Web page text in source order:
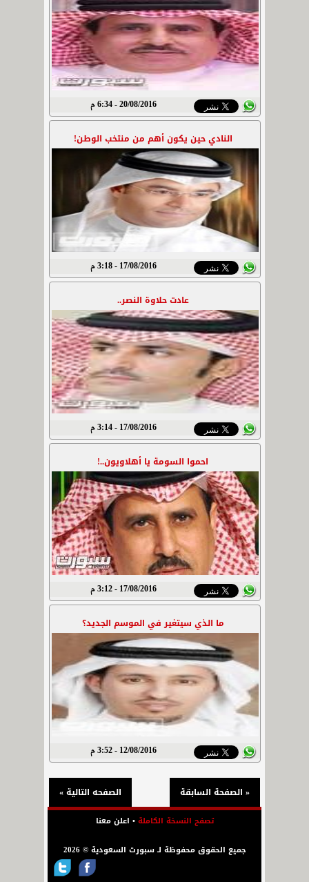
20/08/2016 - 6:34 م
النادي حين يكون أهم من منتخب الوطن!
17/08/2016 - 3:18 م
عادت حلاوة النصر..
17/08/2016 - 3:14 م
احموا السومة يا أهلاويون..!
17/08/2016 - 3:12 م
ما الذي سيتغير في الموسم الجديد؟
12/08/2016 - 3:52 م
الصفحه التالية » « الصفحة السابقة
تصفح النسخة الكاملة• اعلن معنا
جميع الحقوق محفوظة لـ سبورت السعودية © 2026